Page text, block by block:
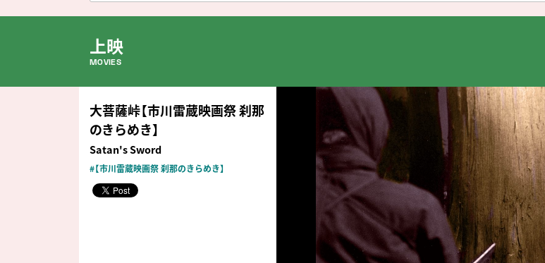
上映
MOVIES
公開中の作品
NOW PLAYING
近日公開の作品
COMING SOON
大菩薩峠【市川雷蔵映画祭 刹那
のきらめき】
Satan's Sword
#【市川雷蔵映画祭 刹那のきらめき】